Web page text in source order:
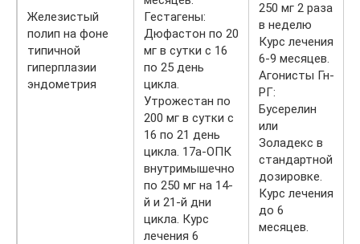
Железистый
полип на фоне
типичной
гиперплазии
эндометрия
Гестагены:
Дюфастон по 20
мг в сутки с 16
по 25 день
цикла.
Утрожестан по
200 мг в сутки с
16 по 21 день
цикла. 17а-ОПК
внутримышечно
по 250 мг на 14-
й и 21-й дни
цикла. Курс
лечения 6
250 мг 2 раза
в неделю
Курс лечения
6-9 месяцев.
Агонисты Гн-
РГ:
Бусерелин
или
Золадекс в
стандартной
дозировке.
Курс лечения
до 6
месяцев.